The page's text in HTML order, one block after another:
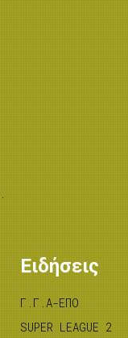
.
Ειδήσεις
Γ.Γ.Α-ΕΠΟ
SUPER LEAGUE 2